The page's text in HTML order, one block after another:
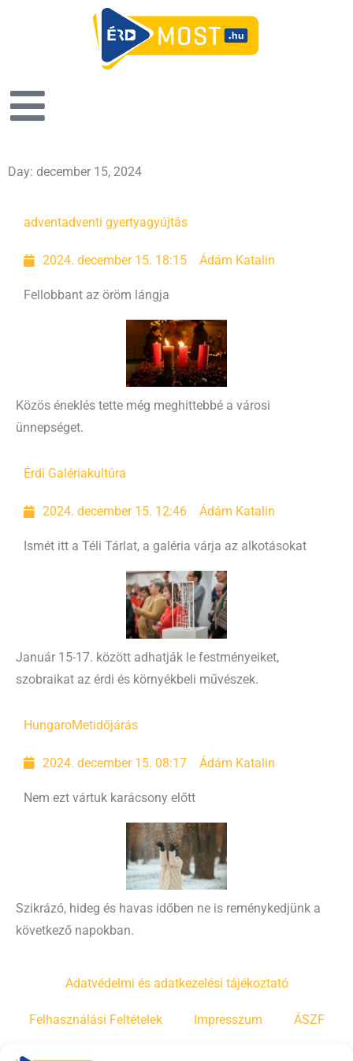
Day: december 15, 2024
adventadventi gyertyagyújtás
2024. december 15. 18:15 Ádám Katalin
Fellobbant az öröm lángja
Közös éneklés tette még meghittebbé a városi
ünnepséget.
Érdi Galériakultúra
2024. december 15. 12:46 Ádám Katalin
Ismét itt a Téli Tárlat, a galéria várja az alkotásokat
Január 15-17. között adhatják le festményeiket,
szobraikat az érdi és környékbeli művészek.
HungaroMetidőjárás
2024. december 15. 08:17 Ádám Katalin
Nem ezt vártuk karácsony előtt
Szikrázó, hideg és havas időben ne is reménykedjünk a
következő napokban.
Adatvédelmi és adatkezelési tájékoztató
Felhasználási Feltételek Impresszum ÁSZF
Irányelvek